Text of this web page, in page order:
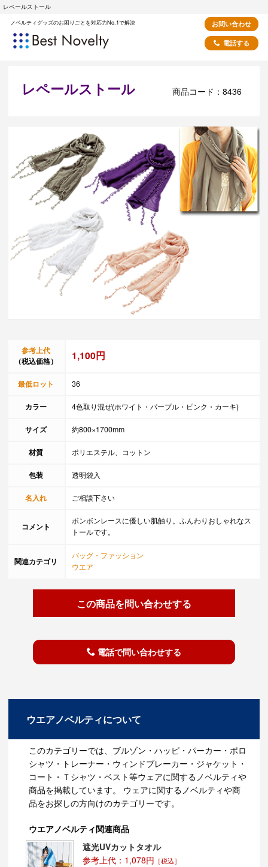
レペールストール
ノベルティグッズのお困りごとを対応力No.1で解決
お問い合わせ
電話する
レペールストール 商品コード：8436
参考上代
（税込価格）
1,100円
最低ロット 36
カラー 4色取り混ぜ(ホワイト・パープル・ピンク・カーキ)
サイズ 約800×1700mm
材質 ポリエステル、コットン
包装 透明袋入
名入れ ご相談下さい
コメント
ボンボンレースに優しい肌触り。ふんわりおしゃれなス
トールです。
関連カテゴリ
バッグ・ファッション
ウエア
この商品を問い合わせする
電話で問い合わせする
ウエアノベルティについて
このカテゴリーでは、ブルゾン・ハッピ・パーカー・ポロ
シャツ・トレーナー・ウィンドブレーカー・ジャケット・
コート・Ｔシャツ・ベスト等ウェアに関するノベルティや
商品を掲載しています。 ウェアに関するノベルティや商
品をお探しの方向けのカテゴリーです。
ウエアノベルティ関連商品
遮光UVカットタオル
参考上代：1,078円 ［税込］